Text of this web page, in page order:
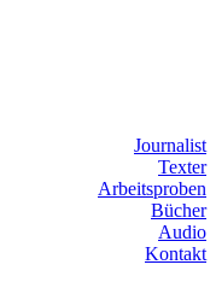
Journalist
Texter
Arbeitsproben
Bücher
Audio
Kontakt